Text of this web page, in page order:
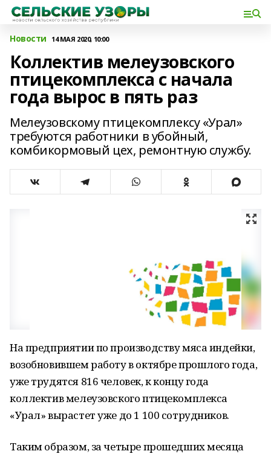
Новости 14 МАЯ 2020, 10:00
Коллектив мелеузовского
птицекомплекса с начала
года вырос в пять раз
Мелеузовскому птицекомплексу «Урал»
требуются работники в убойный,
комбикормовый цех, ремонтную службу.
На предприятии по производству мяса индейки,
возобновившем работу в октябре прошлого года,
уже трудятся 816 человек, к концу года
коллектив мелеузовского птицекомплекса
«Урал» вырастет уже до 1 100 сотрудников.
Таким образом, за четыре прошедших месяца